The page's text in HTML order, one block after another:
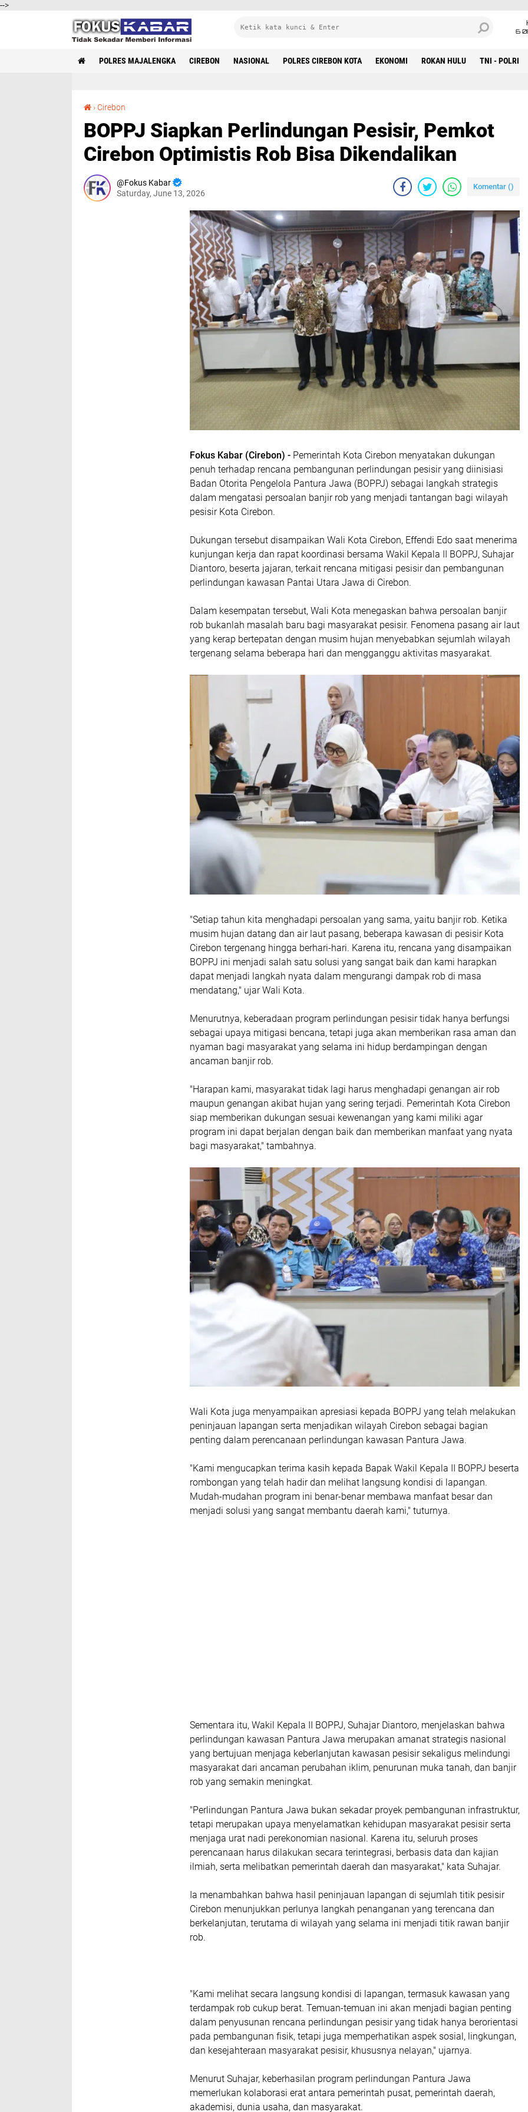
-->
6
POLRES MAJALENGKA CIREBON NASIONAL POLRES CIREBON KOTA EKONOMI ROKAN HULU TNI - POLRI
› Cirebon
BOPPJ Siapkan Perlindungan Pesisir, Pemkot
Cirebon Optimistis Rob Bisa Dikendalikan
Fokus Kabar
Saturday, June 13, 2026
Komentar ()
Fokus Kabar (Cirebon) - Pemerintah Kota Cirebon menyatakan dukungan
penuh terhadap rencana pembangunan perlindungan pesisir yang diinisiasi
Badan Otorita Pengelola Pantura Jawa (BOPPJ) sebagai langkah strategis
dalam mengatasi persoalan banjir rob yang menjadi tantangan bagi wilayah
pesisir Kota Cirebon.
Dukungan tersebut disampaikan Wali Kota Cirebon, Effendi Edo saat menerima
kunjungan kerja dan rapat koordinasi bersama Wakil Kepala II BOPPJ, Suhajar
Diantoro, beserta jajaran, terkait rencana mitigasi pesisir dan pembangunan
perlindungan kawasan Pantai Utara Jawa di Cirebon.
Dalam kesempatan tersebut, Wali Kota menegaskan bahwa persoalan banjir
rob bukanlah masalah baru bagi masyarakat pesisir. Fenomena pasang air laut
yang kerap bertepatan dengan musim hujan menyebabkan sejumlah wilayah
tergenang selama beberapa hari dan mengganggu aktivitas masyarakat.
"Setiap tahun kita menghadapi persoalan yang sama, yaitu banjir rob. Ketika
musim hujan datang dan air laut pasang, beberapa kawasan di pesisir Kota
Cirebon tergenang hingga berhari-hari. Karena itu, rencana yang disampaikan
BOPPJ ini menjadi salah satu solusi yang sangat baik dan kami harapkan
dapat menjadi langkah nyata dalam mengurangi dampak rob di masa
mendatang," ujar Wali Kota.
Menurutnya, keberadaan program perlindungan pesisir tidak hanya berfungsi
sebagai upaya mitigasi bencana, tetapi juga akan memberikan rasa aman dan
nyaman bagi masyarakat yang selama ini hidup berdampingan dengan
ancaman banjir rob.
"Harapan kami, masyarakat tidak lagi harus menghadapi genangan air rob
maupun genangan akibat hujan yang sering terjadi. Pemerintah Kota Cirebon
siap memberikan dukungan sesuai kewenangan yang kami miliki agar
program ini dapat berjalan dengan baik dan memberikan manfaat yang nyata
bagi masyarakat," tambahnya.
Wali Kota juga menyampaikan apresiasi kepada BOPPJ yang telah melakukan
peninjauan lapangan serta menjadikan wilayah Cirebon sebagai bagian
penting dalam perencanaan perlindungan kawasan Pantura Jawa.
"Kami mengucapkan terima kasih kepada Bapak Wakil Kepala II BOPPJ beserta
rombongan yang telah hadir dan melihat langsung kondisi di lapangan.
Mudah-mudahan program ini benar-benar membawa manfaat besar dan
menjadi solusi yang sangat membantu daerah kami," tuturnya.
Sementara itu, Wakil Kepala II BOPPJ, Suhajar Diantoro, menjelaskan bahwa
perlindungan kawasan Pantura Jawa merupakan amanat strategis nasional
yang bertujuan menjaga keberlanjutan kawasan pesisir sekaligus melindungi
masyarakat dari ancaman perubahan iklim, penurunan muka tanah, dan banjir
rob yang semakin meningkat.
"Perlindungan Pantura Jawa bukan sekadar proyek pembangunan infrastruktur,
tetapi merupakan upaya menyelamatkan kehidupan masyarakat pesisir serta
menjaga urat nadi perekonomian nasional. Karena itu, seluruh proses
perencanaan harus dilakukan secara terintegrasi, berbasis data dan kajian
ilmiah, serta melibatkan pemerintah daerah dan masyarakat," kata Suhajar.
Ia menambahkan bahwa hasil peninjauan lapangan di sejumlah titik pesisir
Cirebon menunjukkan perlunya langkah penanganan yang terencana dan
berkelanjutan, terutama di wilayah yang selama ini menjadi titik rawan banjir
rob.
"Kami melihat secara langsung kondisi di lapangan, termasuk kawasan yang
terdampak rob cukup berat. Temuan-temuan ini akan menjadi bagian penting
dalam penyusunan rencana perlindungan pesisir yang tidak hanya berorientasi
pada pembangunan fisik, tetapi juga memperhatikan aspek sosial, lingkungan,
dan kesejahteraan masyarakat pesisir, khususnya nelayan," ujarnya.
Menurut Suhajar, keberhasilan program perlindungan Pantura Jawa
memerlukan kolaborasi erat antara pemerintah pusat, pemerintah daerah,
akademisi, dunia usaha, dan masyarakat.